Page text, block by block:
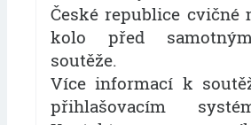
České republice cvičné
kolo před
soutěže.
Více informací k
přihlašovacím